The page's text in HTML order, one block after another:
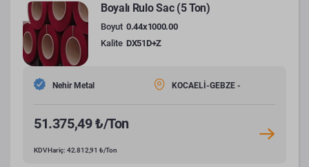
Boyalı Rulo Sac (5 Ton)
Boyut 0.44x1000.00
Kalite DX51D+Z
Nehir Metal KOCAELİ-GEBZE -
51.375,49 ₺/Ton
KDV Hariç: 42.812,91 ₺/Ton